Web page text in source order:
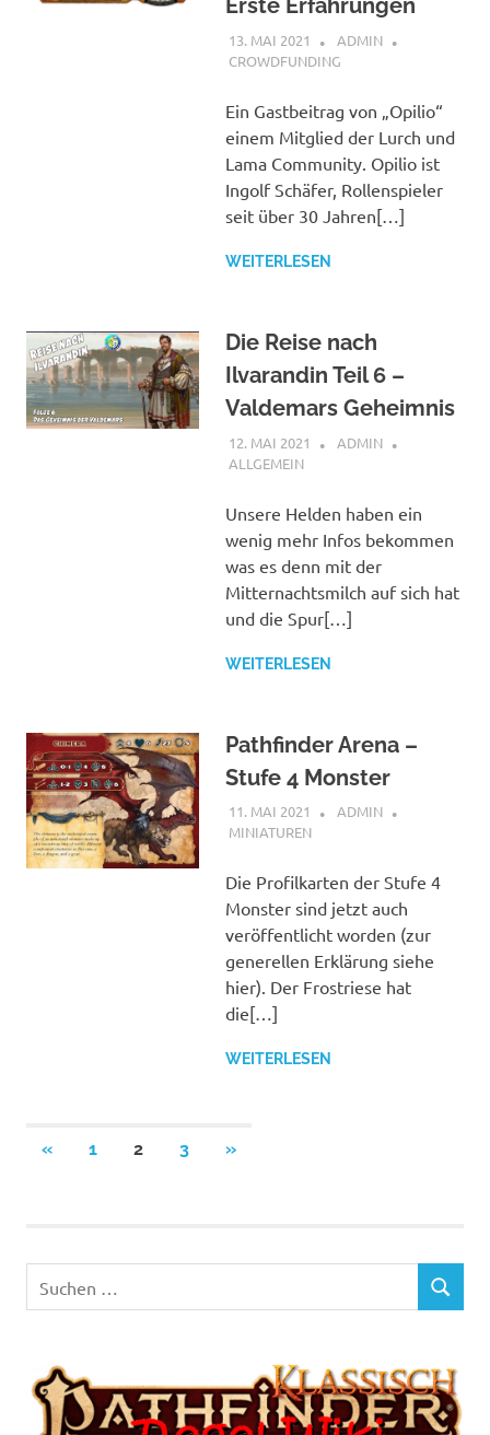
Erste Erfahrungen
13. MAI 2021
ADMIN
CROWDFUNDING
Ein Gastbeitrag von „Opilio“
einem Mitglied der Lurch und
Lama Community. Opilio ist
Ingolf Schäfer, Rollenspieler
seit über 30 Jahren[…]
WEITERLESEN
Die Reise nach
Ilvarandin Teil 6 –
Valdemars Geheimnis
12. MAI 2021
ADMIN
ALLGEMEIN
Unsere Helden haben ein
wenig mehr Infos bekommen
was es denn mit der
Mitternachtsmilch auf sich hat
und die Spur[…]
WEITERLESEN
Pathfinder Arena –
Stufe 4 Monster
11. MAI 2021
ADMIN
MINIATUREN
Die Profilkarten der Stufe 4
Monster sind jetzt auch
veröffentlicht worden (zur
generellen Erklärung siehe
hier). Der Frostriese hat
die[…]
WEITERLESEN
Seitennummerierung
«VORHERIGE
1 2 3
NÄCHSTE
»
nach:
SUCHEN